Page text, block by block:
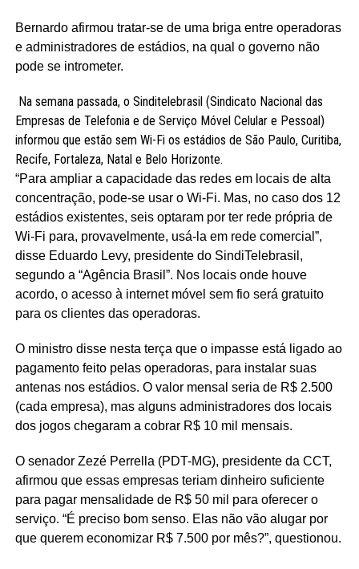
Bernardo afirmou tratar-se de uma briga entre operadoras
e administradores de estádios, na qual o governo não
pode se intrometer.
Na semana passada, o Sinditelebrasil (Sindicato Nacional das
Empresas de Telefonia e de Serviço Móvel Celular e Pessoal)
informou que estão sem Wi-Fi os estádios de São Paulo, Curitiba,
Recife, Fortaleza, Natal e Belo Horizonte.
“Para ampliar a capacidade das redes em locais de alta
concentração, pode-se usar o Wi-Fi. Mas, no caso dos 12
estádios existentes, seis optaram por ter rede própria de
Wi-Fi para, provavelmente, usá-la em rede comercial”,
disse Eduardo Levy, presidente do SindiTelebrasil,
segundo a “Agência Brasil”. Nos locais onde houve
acordo, o acesso à internet móvel sem fio será gratuito
para os clientes das operadoras.
O ministro disse nesta terça que o impasse está ligado ao
pagamento feito pelas operadoras, para instalar suas
antenas nos estádios. O valor mensal seria de R$ 2.500
(cada empresa), mas alguns administradores dos locais
dos jogos chegaram a cobrar R$ 10 mil mensais.
O senador Zezé Perrella (PDT-MG), presidente da CCT,
afirmou que essas empresas teriam dinheiro suficiente
para pagar mensalidade de R$ 50 mil para oferecer o
serviço. “É preciso bom senso. Elas não vão alugar por
que querem economizar R$ 7.500 por mês?”, questionou.